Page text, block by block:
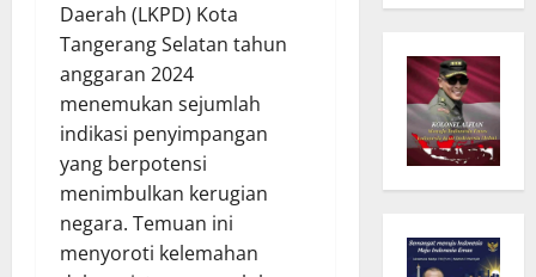
Daerah (LKPD) Kota
Tangerang Selatan tahun
anggaran 2024
menemukan sejumlah
indikasi penyimpangan
yang berpotensi
menimbulkan kerugian
negara. Temuan ini
menyoroti kelemahan